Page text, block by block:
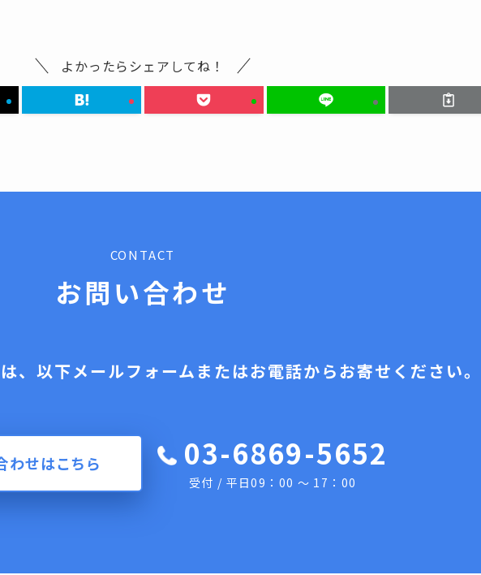
よかったらシェアしてね！
CONTACT
お問い合わせ
、以下メールフォームまたはお電話からお寄せください。
わせはこちら 03-6869-5652
受付 / 平日09：00 ～ 17：00